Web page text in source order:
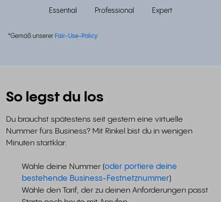
Essential Professional Expert
*Gemäß unserer Fair-Use-Policy
So legst du los
Du brauchst spätestens seit gestern eine virtuelle
Nummer fürs Business? Mit Rinkel bist du in wenigen
Minuten startklar:
Wähle deine Nummer (oder portiere deine
bestehende Business-Festnetznummer)
Wähle den Tarif, der zu deinen Anforderungen passt